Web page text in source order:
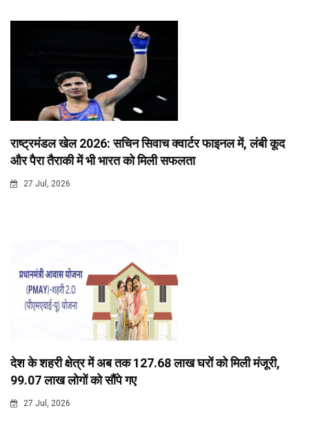
राष्ट्रमंडल खेल 2026: सचिन सिवाच क्वार्टर फाइनल में, लंबी कूद
और पैरा तैराकी में भी भारत को मिली सफलता
27 Jul, 2026
देश के शहरी क्षेत्र में अब तक 127.68 लाख घरों को मिली मंजूरी,
99.07 लाख लोगों को सौंपे गए
27 Jul, 2026